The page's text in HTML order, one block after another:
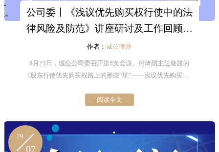
公司委丨《浅议优先购买权行使中的法
律风险及防范》讲座研讨及工作回顾、
展望
作者：诚公律师
8月23日，诚公公司委召开第5次会议。付琦副主任做题为
《股东行使优先购买权路上的那些“坑”——浅议优先购买权行
深入探讨。
阅读全文
29
07